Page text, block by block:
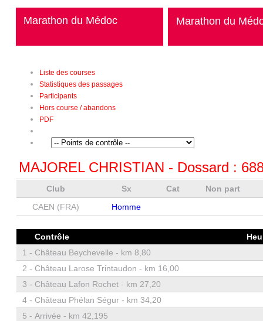
Marathon du Médoc Marathon du
Liste des courses
Statistiques des passages
Participants
Hors course / abandons
PDF
MAJOREL CHRISTIAN - Dossard :
Club Sx Cat
Non part
CAEN (FRA)
Homme
Contrôle
1 - Château Beychevelle - km 8,80
2 - Château Larose Trintaudon - km 16,00
3 - Château Lafon Rochet - km 27,20
4 - Château Phélan Ségur - km 34,20
5 - Arrivée - km 42,195